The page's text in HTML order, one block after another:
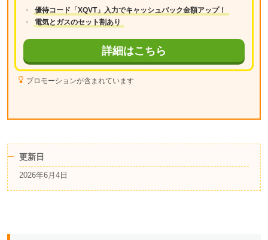
優待コード「XQVT」入力でキャッシュバック金額アップ！
電気とガスのセット割あり
詳細はこちら
プロモーションが含まれています
更新日
2026年6月4日